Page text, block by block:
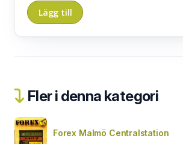
Fler i denna kategori
Forex Malmö Centralstation